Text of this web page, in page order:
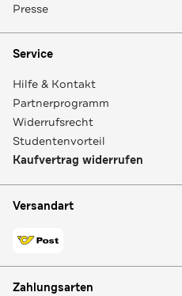
Presse
Service
Hilfe & Kontakt
Partnerprogramm
Widerrufsrecht
Studentenvorteil
Kaufvertrag widerrufen
Versandart
Zahlungsarten